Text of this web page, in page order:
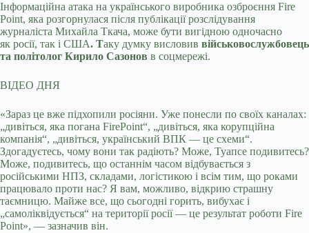
Інформаційна атака на українського виробника озброєння Fire
Point, яка розгорнулася після публікації розслідування
журналіста Михайла Ткача, може бути вигідною одночасно
як росії, так і США. Таку думку висловив військовослужбовець
та політолог Кирило Сазонов в соцмережі.
ВІДЕО ДНЯ
«Зараз це вже підхопили росіяни. Уже понесли по своїх каналах:
„дивіться, яка погана FirePoint“, „дивіться, яка корупційна
компанія“, „дивіться, український ВПК — це схеми“.
Здогадуєтесь, чому вони так радіють? Може, Туапсе подивитесь?
Може, подивитесь, що останнім часом відбувається з
російськими НПЗ, складами, логістикою і всім тим, що роками
працювало проти нас? Я вам, можливо, відкрию страшну
таємницю. Майже все, що сьогодні горить, вибухає і
„самоліквідується“ на території росії — це результат роботи Fire
Point», — зазначив він.